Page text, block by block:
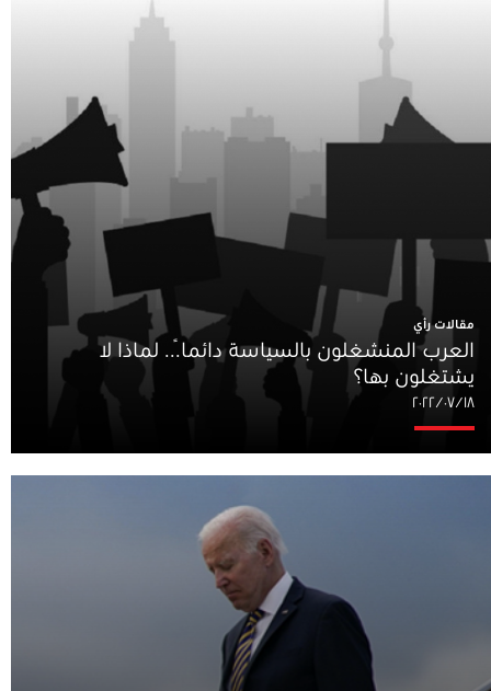
مقالات رأي
العرب المنشغلون بالسياسة دائماً... لماذا لا
يشتغلون بها؟
١٨‏/٠٧‏/٢٠٢٢